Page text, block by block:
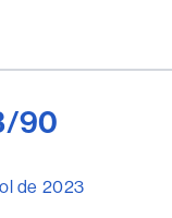
90
de 2023